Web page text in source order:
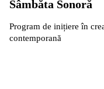
Sâmbăta Sonoră
Program de inițiere în
contemporană